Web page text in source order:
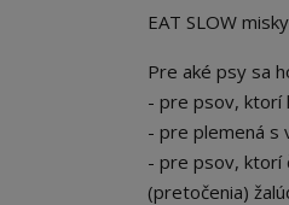
EAT SLOW
Pre aké psy sa
- pre psov, ktorí
- pre plemená s
- pre psov, ktorí
(pretočenia)